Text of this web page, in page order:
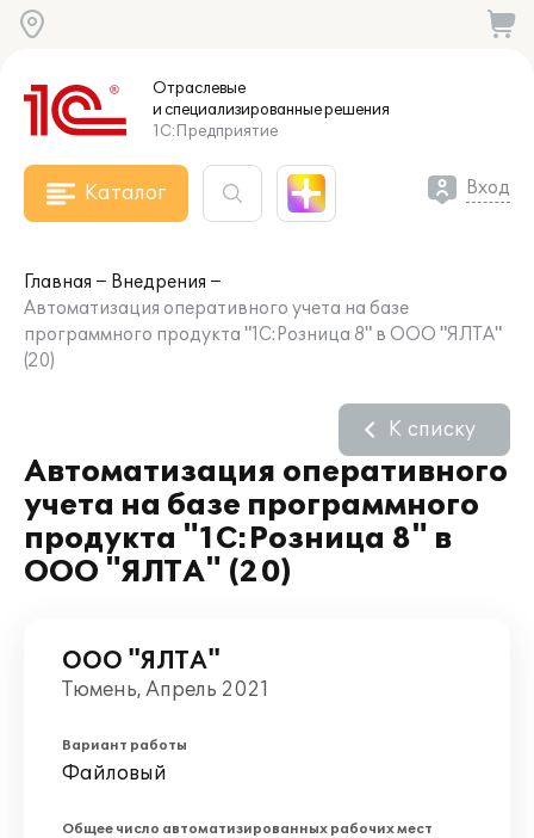
Отраслевые
и специализированныерешения
1С:Предприятие
Каталог Вход
Главная
Внедрения
Автоматизация оперативного учета на базе
программного продукта "1С:Розница 8" в ООО "ЯЛТА"
(20)
Автоматизация оперативного
учета на базе программного
продукта "1С:Розница 8" в
ООО "ЯЛТА" (20)
К списку
ООО "ЯЛТА"
Тюмень, Апрель 2021
Вариант работы
Файловый
Общее число автоматизированных рабочих мест